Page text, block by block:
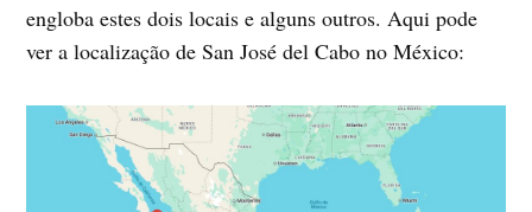
engloba estes dois locais e alguns outros. Aqui pode
ver a localização de San José del Cabo no México: